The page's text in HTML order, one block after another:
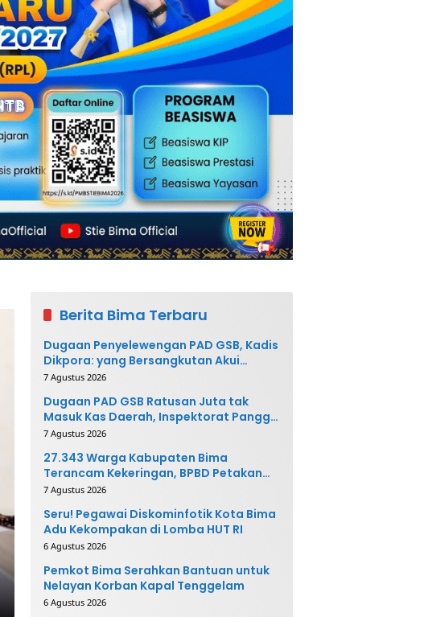
Berita Bima Terbaru
Dugaan Penyelewengan PAD GSB, Kadis
Dikpora: yang Bersangkutan Akui
Perbuatannya dan Siap
7 Agustus 2026
Dugaan PAD GSB Ratusan Juta tak
Masuk Kas Daerah, Inspektorat Panggil
Pihak Terkait
7 Agustus 2026
27.343 Warga Kabupaten Bima
Terancam Kekeringan, BPBD Petakan
40 Desa Rawan
7 Agustus 2026
Seru! Pegawai Diskominfotik Kota Bima
Adu Kekompakan di Lomba HUT RI
6 Agustus 2026
Pemkot Bima Serahkan Bantuan untuk
Nelayan Korban Kapal Tenggelam
6 Agustus 2026